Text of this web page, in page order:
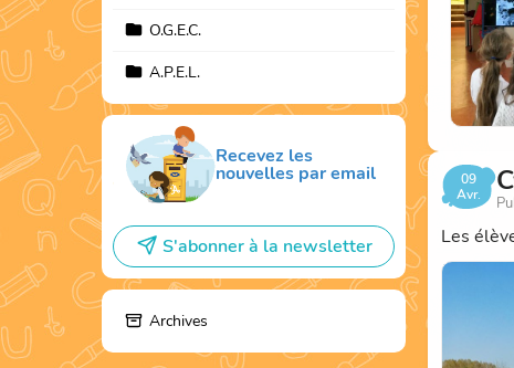
O.G.E.C.
A.P.E.L.
Recevez les
nouvelles par email
S'abonner à la newsletter
Archives
09
Avr.
Les